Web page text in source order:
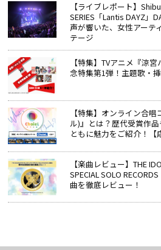
【ライブレポート】
SERIES「Lantis DAYZ」
声が響いた、女性アーテ
テージ
【特集】TVアニメ『涼
念特集第1弾！主題歌・
【特集】オンライン合
ル)』とは？歴代受賞作
ともに魅力をご紹介！【
【楽曲レビュー】THE
SPECIAL SOLO
曲を徹底レビュー！